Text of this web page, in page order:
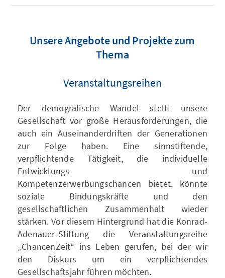
Unsere Angebote und Projekte zum
Thema
Veranstaltungsreihen
Der demografische Wandel stellt unsere
Gesellschaft vor große Herausforderungen, die
auch ein Auseinanderdriften der Generationen
zur Folge haben. Eine sinnstiftende,
verpflichtende Tätigkeit, die individuelle
Entwicklungs- und
Kompetenzerwerbungschancen bietet, könnte
soziale Bindungskräfte und den
gesellschaftlichen Zusammenhalt wieder
stärken. Vor diesem Hintergrund hat die Konrad-
Adenauer-Stiftung die Veranstaltungsreihe
„ChancenZeit“ ins Leben gerufen, bei der wir
den Diskurs um ein verpflichtendes
Gesellschaftsjahr führen möchten.